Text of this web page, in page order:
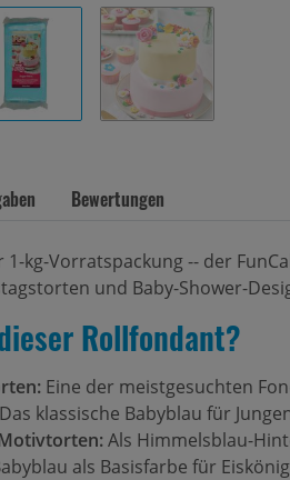
Bewertungen
kg-Vorratspackung -- der
und Baby-Shower-
Rollfondant?
Eine der meistgesuchten
Das klassische Babyblau für
Als Himmelsblau-
als Basisfarbe für